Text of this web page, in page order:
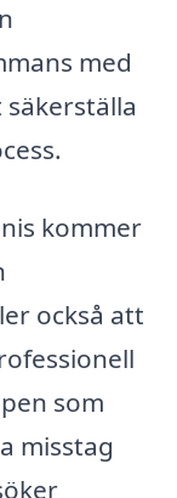
med
kommer
också att
som
misstag